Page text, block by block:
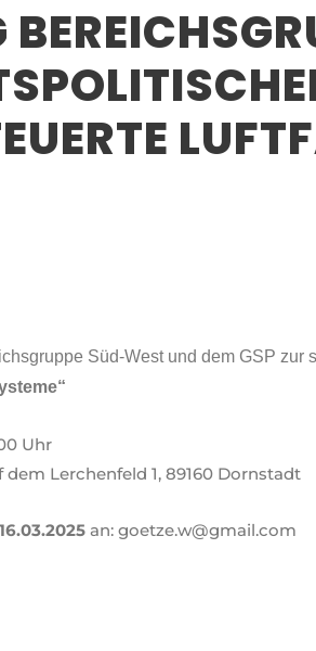
Süd-West und dem GSP zur
Uhr
Lerchenfeld 1, 89160 Dornstadt
an: goetze.w@gmail.com